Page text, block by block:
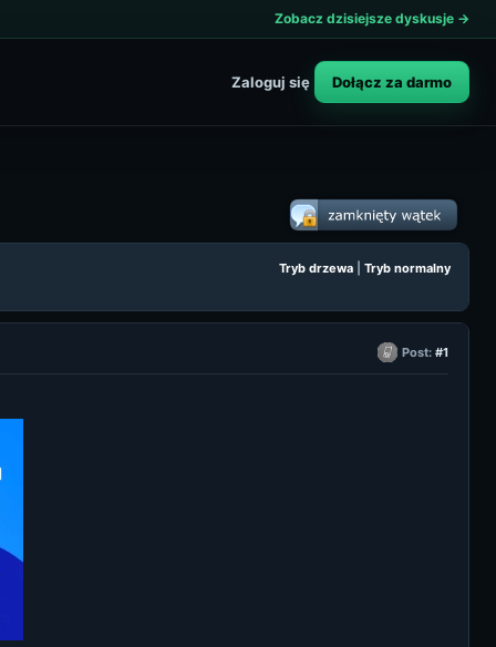
Zobacz dzisiejsze dyskusje →
Zaloguj się Dołącz za darmo
Tryb drzewa Tryb normalny
Post: #1